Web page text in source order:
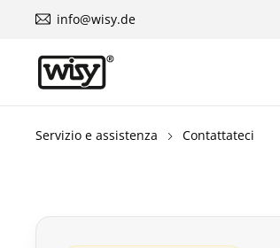
info@wisy.de
Servizio e assistenza Contattateci